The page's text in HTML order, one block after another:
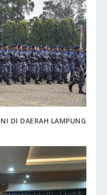
DI DAERAH LAMPUNG